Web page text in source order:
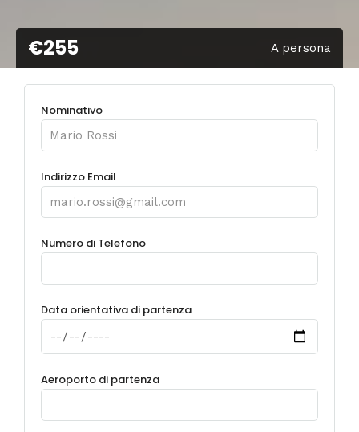
€255 A persona
Nominativo
Indirizzo Email
Numero di Telefono
Data orientativa di partenza
Aeroporto di partenza